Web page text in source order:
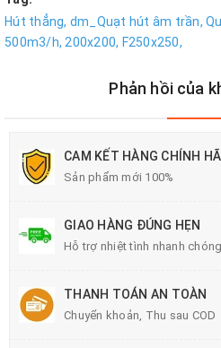
Hút thẳng, dm_Quạt hút âm trần,
500m3/h, 200x200, F250x250,
Phản hồi của
CAM KẾT HÀNG CHÍNH
Sản phẩm mới 100%
GIAO HÀNG ĐÚNG HẸN
Hỗ trợ nhiệt tình nhanh chóng
THANH TOÁN AN TOÀN
Chuyển khoản, Thu sau COD